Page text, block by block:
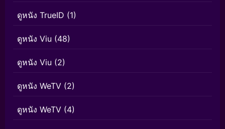
ดูหนัง TrueID (1)
ดูหนัง Viu (48)
ดูหนัง Viu (2)
ดูหนัง WeTV (2)
ดูหนัง WeTV (4)